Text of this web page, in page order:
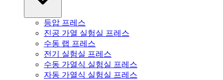
등압 프레스
진공 가열 실험실 프레스
수동 랩 프레스
전기 실험실 프레스
수동 가열식 실험실 프레스
자동 가열식 실험실 프레스